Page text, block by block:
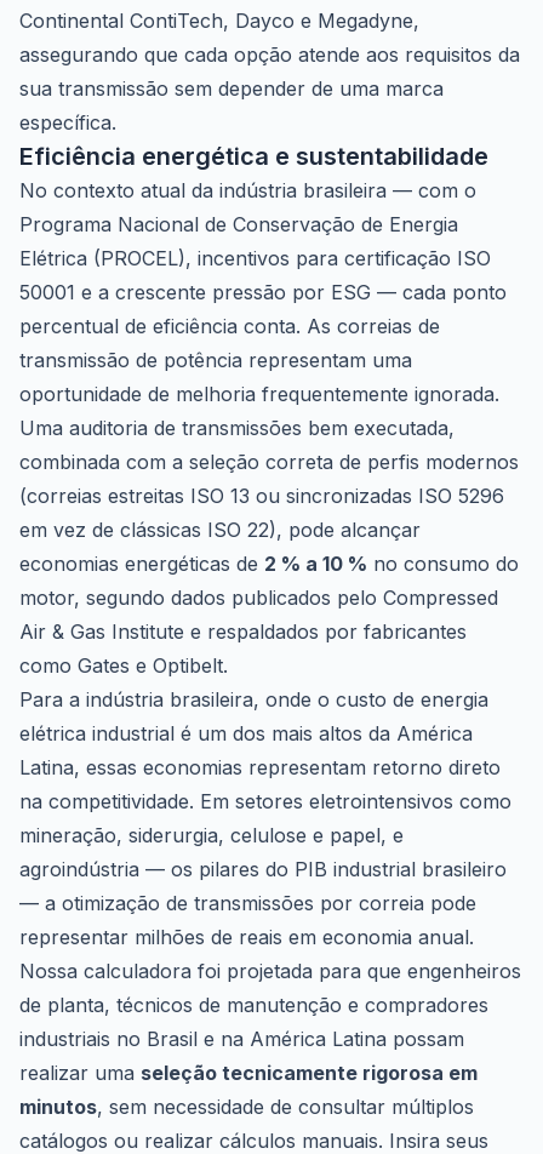
Continental ContiTech, Dayco e Megadyne,
assegurando que cada opção atende aos requisitos da
sua transmissão sem depender de uma marca
específica.
Eficiência energética e sustentabilidade
No contexto atual da indústria brasileira — com o
Programa Nacional de Conservação de Energia
Elétrica (PROCEL), incentivos para certificação ISO
50001 e a crescente pressão por ESG — cada ponto
percentual de eficiência conta. As correias de
transmissão de potência representam uma
oportunidade de melhoria frequentemente ignorada.
Uma auditoria de transmissões bem executada,
combinada com a seleção correta de perfis modernos
(correias estreitas ISO 13 ou sincronizadas ISO 5296
em vez de clássicas ISO 22), pode alcançar
economias energéticas de 2 % a 10 % no consumo do
motor, segundo dados publicados pelo Compressed
Air & Gas Institute e respaldados por fabricantes
como Gates e Optibelt.
Para a indústria brasileira, onde o custo de energia
elétrica industrial é um dos mais altos da América
Latina, essas economias representam retorno direto
na competitividade. Em setores eletrointensivos como
mineração, siderurgia, celulose e papel, e
agroindústria — os pilares do PIB industrial brasileiro
— a otimização de transmissões por correia pode
representar milhões de reais em economia anual.
Nossa calculadora foi projetada para que engenheiros
de planta, técnicos de manutenção e compradores
industriais no Brasil e na América Latina possam
realizar uma seleção tecnicamente rigorosa em
minutos, sem necessidade de consultar múltiplos
catálogos ou realizar cálculos manuais. Insira seus